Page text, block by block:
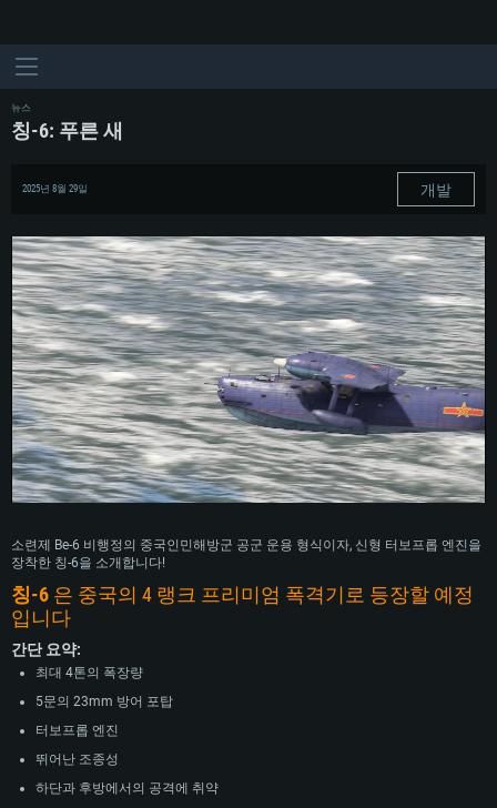
뉴스
칭-6: 푸른 새
2025년 8월 29일 개발
소련제 Be-6 비행정의 중국인민해방군 공군 운용 형식이자, 신형 터보프롭 엔진을
장착한 칭-6을 소개합니다!
칭-6 은 중국의 4 랭크 프리미엄 폭격기로 등장할 예정
입니다
간단 요약:
최대 4톤의 폭장량
5문의 23mm 방어 포탑
터보프롭 엔진
뛰어난 조종성
하단과 후방에서의 공격에 취약